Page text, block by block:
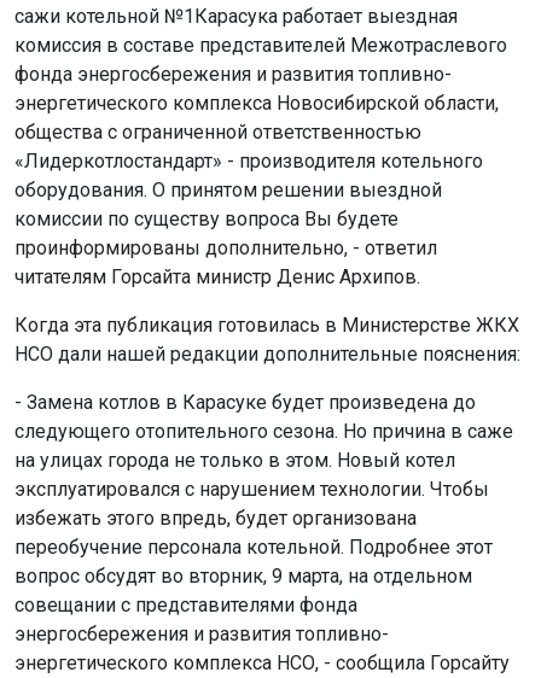
сажи котельной №1Карасука работает выездная
комиссия в составе представителей Межотраслевого
фонда энергосбережения и развития топливно-
энергетического комплекса Новосибирской области,
общества с ограниченной ответственностью
«Лидеркотлостандарт» - производителя котельного
оборудования. О принятом решении выездной
комиссии по существу вопроса Вы будете
проинформированы дополнительно, - ответил
читателям Горсайта министр Денис Архипов.
Когда эта публикация готовилась в Министерстве ЖКХ
НСО дали нашей редакции дополнительные пояснения:
- Замена котлов в Карасуке будет произведена до
следующего отопительного сезона. Но причина в саже
на улицах города не только в этом. Новый котел
эксплуатировался с нарушением технологии. Чтобы
избежать этого впредь, будет организована
переобучение персонала котельной. Подробнее этот
вопрос обсудят во вторник, 9 марта, на отдельном
совещании с представителями фонда
энергосбережения и развития топливно-
энергетического комплекса НСО, - сообщила Горсайту